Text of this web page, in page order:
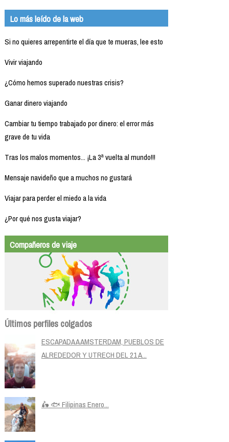
Lo más leído de la web
Si no quieres arrepentirte el día que te mueras, lee esto
Vivir viajando
¿Cómo hemos superado nuestras crisis?
Ganar dinero viajando
Cambiar tu tiempo trabajado por dinero: el error más
grave de tu vida
Tras los malos momentos... ¡La 3ª vuelta al mundo!!!
Mensaje navideño que a muchos no gustará
Viajar para perder el miedo a la vida
¿Por qué nos gusta viajar?
Compañeros de viaje
Últimos perfiles colgados
ESCAPADA A AMSTERDAM, PUEBLOS DE
ALREDEDOR Y UTRECH DEL 21 A...
🛵 🐟 Filipinas Enero...